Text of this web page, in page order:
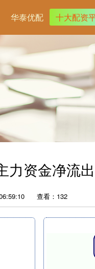
华泰优配 十大配资
力资金净流
查看：132